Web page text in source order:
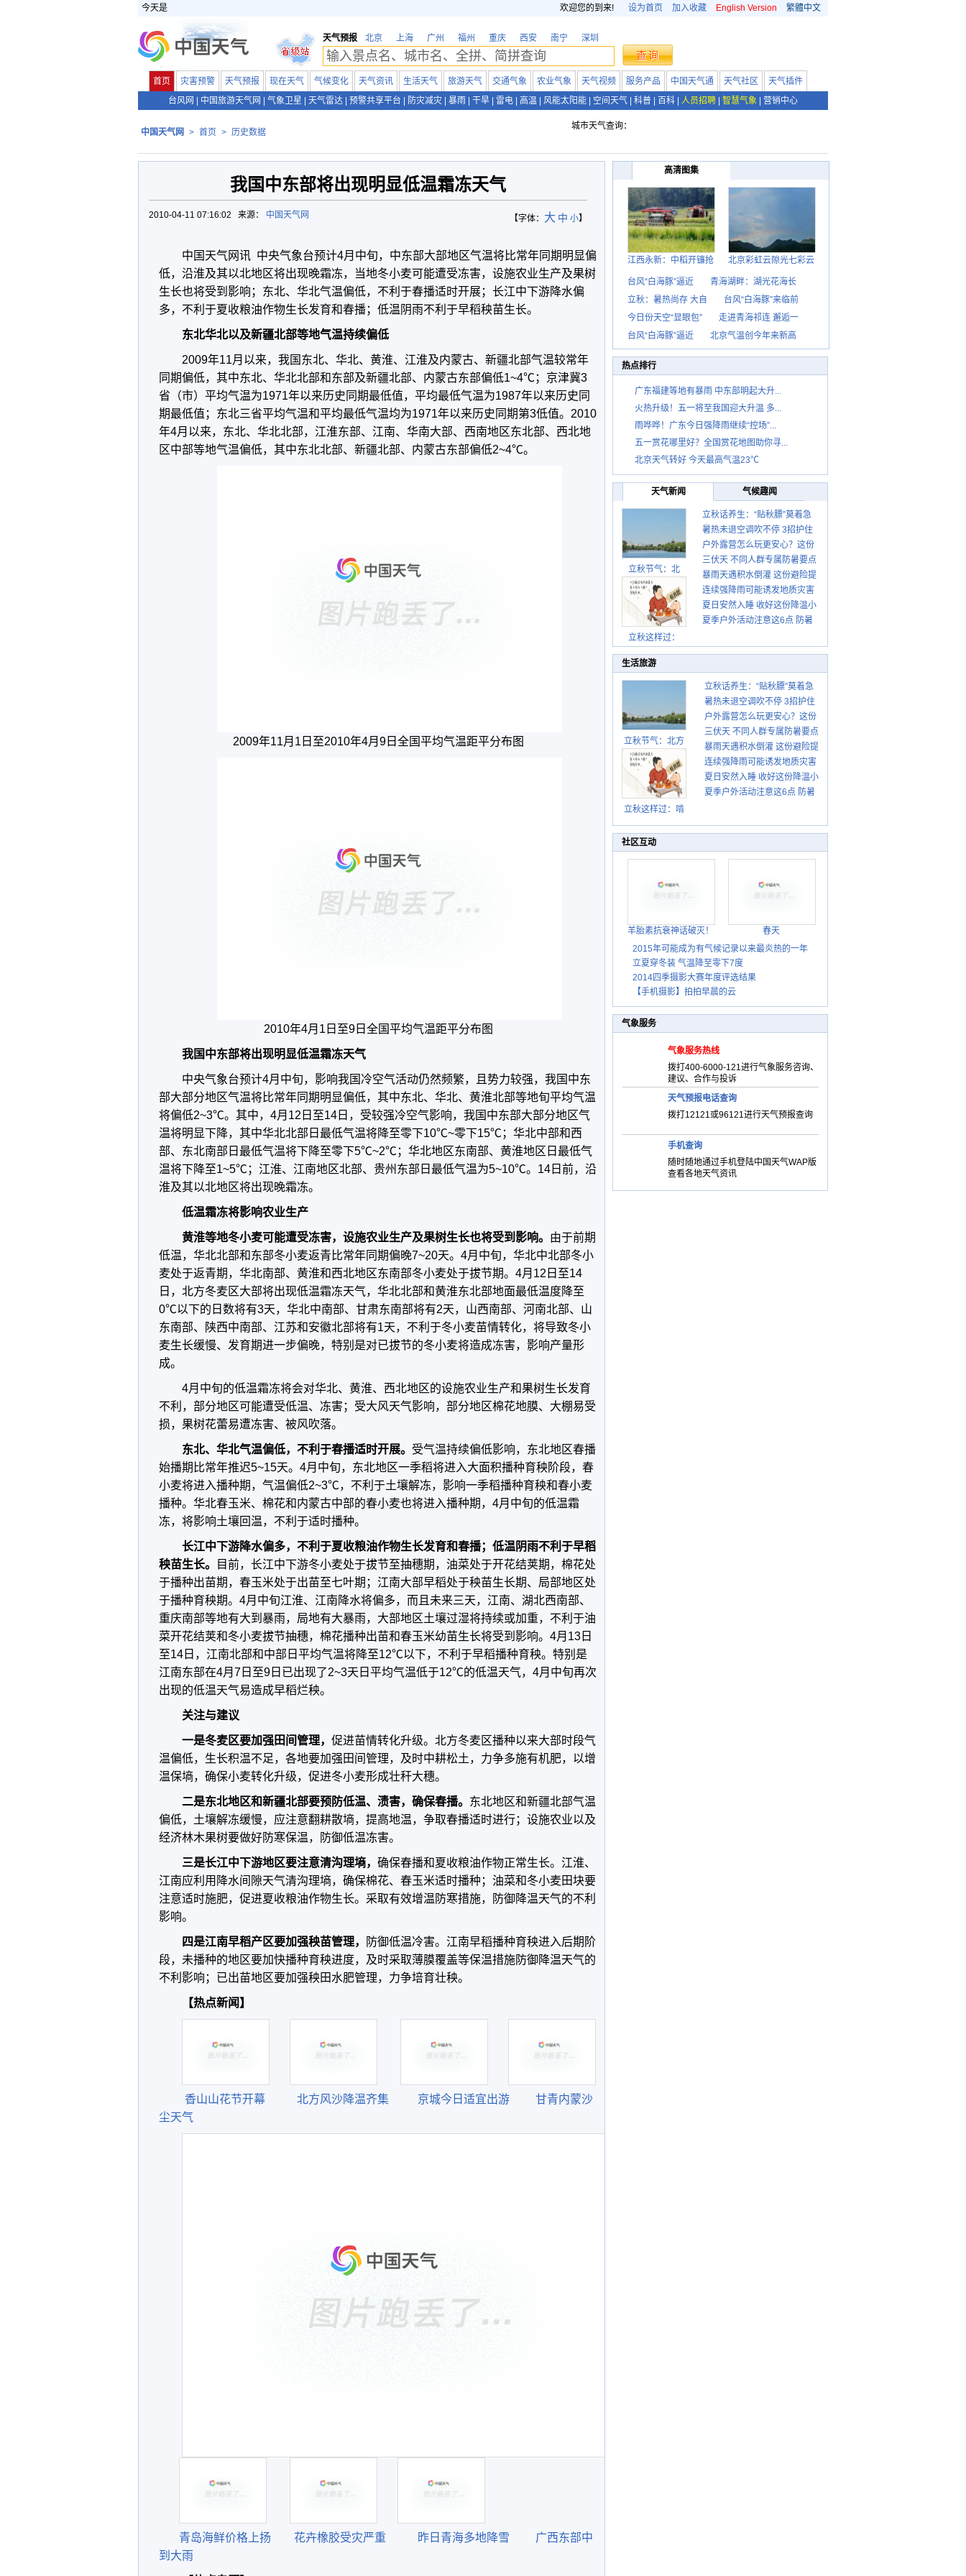
今天是 欢迎您的到来! 设为首页 加入收藏 English Version 繁體中文
天气预报 北京 上海 广州 福州 重庆 西安 南宁 深圳
首页 灾害预警 天气预报 现在天气 气候变化 天气资讯 生活天气 旅游天气 交通气象 农业气象 天气视频 服务产品 中国天气通 天气社区
天气插件
台风网
中国旅游天气网 气象卫星 天气雷达 预警共享平台 防灾减灾 暴雨 干旱 雷电 高温 风能太阳能 空间天气 科普 百科 人员招聘 智慧气象 营销中心
中国天气网 > 首页 > 历史数据
城市天气查询：
我国中东部将出现明显低温霜冻天气
【字体： 大 中 小】
2010-04-11 07:16:02 来源： 中国天气网
中国天气网讯 中央气象台预计4月中旬，中东部大部地区气温将比常年同期明显偏
低，沿淮及其以北地区将出现晚霜冻，当地冬小麦可能遭受冻害，设施农业生产及果树
生长也将受到影响；东北、华北气温偏低，不利于春播适时开展；长江中下游降水偏
多，不利于夏收粮油作物生长发育和春播；低温阴雨不利于早稻秧苗生长。
东北华北以及新疆北部等地气温持续偏低
2009年11月以来，我国东北、华北、黄淮、江淮及内蒙古、新疆北部气温较常年
同期偏低，其中东北、华北北部和东部及新疆北部、内蒙古东部偏低1~4℃；京津冀3
省（市）平均气温为1971年以来历史同期最低值，平均最低气温为1987年以来历史同
期最低值；东北三省平均气温和平均最低气温均为1971年以来历史同期第3低值。2010
年4月以来，东北、华北北部，江淮东部、江南、华南大部、西南地区东北部、西北地
区中部等地气温偏低，其中东北北部、新疆北部、内蒙古东部偏低2~4℃。
2009年11月1日至2010年4月9日全国平均气温距平分布图
2010年4月1日至9日全国平均气温距平分布图
我国中东部将出现明显低温霜冻天气
中央气象台预计4月中旬，影响我国冷空气活动仍然频繁，且势力较强，我国中东
部大部分地区气温将比常年同期明显偏低，其中东北、华北、黄淮北部等地旬平均气温
将偏低2~3℃。其中，4月12日至14日，受较强冷空气影响，我国中东部大部分地区气
温将明显下降，其中华北北部日最低气温将降至零下10℃~零下15℃；华北中部和西
部、东北南部日最低气温将下降至零下5℃~2℃；华北地区东南部、黄淮地区日最低气
温将下降至1~5℃；江淮、江南地区北部、贵州东部日最低气温为5~10℃。14日前，沿
淮及其以北地区将出现晚霜冻。
低温霜冻将影响农业生产
黄淮等地冬小麦可能遭受冻害，设施农业生产及果树生长也将受到影响。 由于前期
低温，华北北部和东部冬小麦返青比常年同期偏晚7~20天。4月中旬，华北中北部冬小
麦处于返青期，华北南部、黄淮和西北地区东南部冬小麦处于拔节期。4月12日至14
日，北方冬麦区大部将出现低温霜冻天气，华北北部和黄淮东北部地面最低温度降至
0℃以下的日数将有3天，华北中南部、甘肃东南部将有2天，山西南部、河南北部、山
东南部、陕西中南部、江苏和安徽北部将有1天，不利于冬小麦苗情转化，将导致冬小
麦生长缓慢、发育期进一步偏晚，特别是对已拔节的冬小麦将造成冻害，影响产量形
成。
4月中旬的低温霜冻将会对华北、黄淮、西北地区的设施农业生产和果树生长发育
不利，部分地区可能遭受低温、冻害；受大风天气影响，部分地区棉花地膜、大棚易受
损，果树花蕾易遭冻害、被风吹落。
东北、华北气温偏低，不利于春播适时开展。 受气温持续偏低影响，东北地区春播
始播期比常年推迟5~15天。4月中旬，东北地区一季稻将进入大面积播种育秧阶段，春
小麦将进入播种期，气温偏低2~3℃，不利于土壤解冻，影响一季稻播种育秧和春小麦
播种。华北春玉米、棉花和内蒙古中部的春小麦也将进入播种期，4月中旬的低温霜
冻，将影响土壤回温，不利于适时播种。
长江中下游降水偏多，不利于夏收粮油作物生长发育和春播；低温阴雨不利于早稻
秧苗生长。
目前，长江中下游冬小麦处于拔节至抽穗期，油菜处于开花结荚期，棉花处
于播种出苗期，春玉米处于出苗至七叶期；江南大部早稻处于秧苗生长期、局部地区处
于播种育秧期。4月中旬江淮、江南降水将偏多，而且未来三天，江南、湖北西南部、
重庆南部等地有大到暴雨，局地有大暴雨，大部地区土壤过湿将持续或加重，不利于油
菜开花结荚和冬小麦拔节抽穗，棉花播种出苗和春玉米幼苗生长将受到影响。4月13日
至14日，江南北部和中部日平均气温将降至12℃以下，不利于早稻播种育秧。特别是
江南东部在4月7日至9日已出现了2~3天日平均气温低于12℃的低温天气，4月中旬再次
出现的低温天气易造成早稻烂秧。
关注与建议
一是冬麦区要加强田间管理， 促进苗情转化升级。北方冬麦区播种以来大部时段气
温偏低，生长积温不足，各地要加强田间管理，及时中耕松土，力争多施有机肥，以增
温保墒，确保小麦转化升级，促进冬小麦形成壮秆大穗。
二是东北地区和新疆北部要预防低温、渍害，确保春播。 东北地区和新疆北部气温
偏低，土壤解冻缓慢，应注意翻耕散墒，提高地温，争取春播适时进行；设施农业以及
经济林木果树要做好防寒保温，防御低温冻害。
三是长江中下游地区要注意清沟理墒， 确保春播和夏收粮油作物正常生长。江淮、
江南应利用降水间隙天气清沟理墒，确保棉花、春玉米适时播种；油菜和冬小麦田块要
注意适时施肥，促进夏收粮油作物生长。采取有效增温防寒措施，防御降温天气的不利
影响。
四是江南早稻产区要加强秧苗管理，
防御低温冷害。江南早稻播种育秧进入后期阶
段，未播种的地区要加快播种育秧进度，及时采取薄膜覆盖等保温措施防御降温天气的
不利影响；已出苗地区要加强秧田水肥管理，力争培育壮秧。
【热点新闻】
香山山花节开幕 北方风沙降温齐集 京城今日适宜出游
甘青内蒙沙
尘天气
青岛海鲜价格上扬 花卉橡胶受灾严重 昨日青海多地降雪
广西东部中
到大雨
高清图集
江西永新：中稻开镰抢 北京彩虹云隙光七彩云
台风“白海豚”逼近
青海湖畔：湖光花海长
立秋：暑热尚存 大自
台风“白海豚”来临前
今日份天空“显眼包”
走进青海祁连 邂逅一
台风“白海豚”逼近
北京气温创今年来新高
热点排行
广东福建等地有暴雨 中东部明起大升...
火热升级！五一将至我国迎大升温 多...
雨哗哗！广东今日强降雨继续“控场”...
五一赏花哪里好？全国赏花地图助你寻...
北京天气转好 今天最高气温23℃
天气新闻 气候趣闻
立秋节气：北
立秋这样过：
立秋话养生：“贴秋膘”莫着急
先清暑再防燥
暑热未退空调吹不停 3招护住
肩颈不酸痛
户外露营怎么玩更安心？这份
攻略请收好
三伏天 不同人群专属防暑要点
请收好
暴雨天遇积水倒灌 这份避险提
示请收好
连续强降雨可能诱发地质灾害
这些前兆要知道
夏日安然入睡 收好这份降温小
贴士
夏季户外活动注意这6点 防暑
生活旅游
立秋节气：北方
逐渐转凉 南方暑
热仍盛
立秋这样过：啃
祝丰收迎秋来
立秋话养生：“贴秋膘”莫着急
先清暑再防燥
暑热未退空调吹不停 3招护住
肩颈不酸痛
户外露营怎么玩更安心？这份
攻略请收好
三伏天 不同人群专属防暑要点
请收好
暴雨天遇积水倒灌 这份避险提
示请收好
连续强降雨可能诱发地质灾害
这些前兆要知道
夏日安然入睡 收好这份降温小
贴士
夏季户外活动注意这6点 防暑
社区互动
羊胎素抗衰神话破灭！
春天
2015年可能成为有气候记录以来最炎热的一年
立夏穿冬装 气温降至零下7度
2014四季摄影大赛年度评选结果
【手机摄影】拍拍早晨的云
气象服务
气象服务热线
拨打400-6000-121进行气象服务咨询、
建议、合作与投诉
天气预报电话查询
拨打12121或96121进行天气预报查询
手机查询
随时随地通过手机登陆中国天气WAP版
查看各地天气资讯